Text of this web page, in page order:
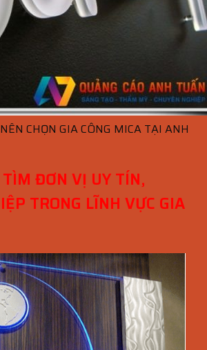
CHỌN GIA CÔNG MICA TẠI ANH
ĐƠN VỊ UY TÍN,
TRONG LĨNH VỰC GIA